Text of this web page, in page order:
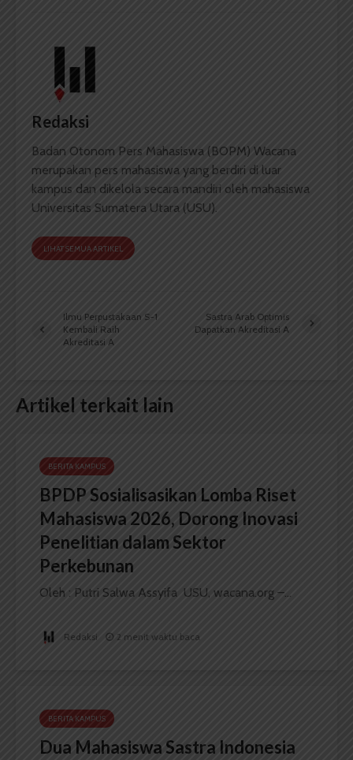
Redaksi
Badan Otonom Pers Mahasiswa (BOPM) Wacana
merupakan pers mahasiswa yang berdiri di luar
kampus dan dikelola secara mandiri oleh mahasiswa
Universitas Sumatera Utara (USU).
LIHAT SEMUA ARTIKEL
Ilmu Perpustakaan S-1
Kembali Raih
Akreditasi A
Sastra Arab Optimis
Dapatkan Akreditasi A
Artikel terkait lain
BERITA KAMPUS
BPDP Sosialisasikan Lomba Riset
Mahasiswa 2026, Dorong Inovasi
Penelitian dalam Sektor
Perkebunan
Oleh : Putri Salwa Assyifa USU, wacana.org –...
Redaksi 2 menit waktu baca
BERITA KAMPUS
Dua Mahasiswa Sastra Indonesia